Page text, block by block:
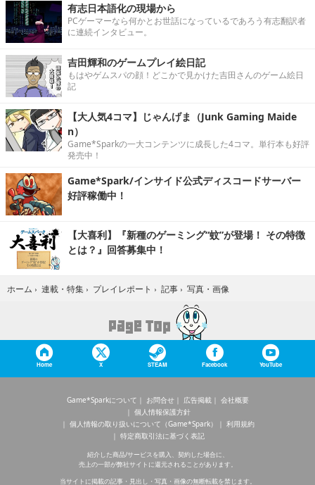
有志日本語化の現場から
PCゲーマーなら何かとお世話になっているであろう有志翻訳者
に連続インタビュー。
吉田輝和のゲームプレイ絵日記
もはやゲムスパの顔！どこかで見かけた吉田さんのゲーム絵日
記
【大人気4コマ】じゃんげま（Junk Gaming Maide
n）
Game*Sparkの一大コンテンツに成長した4コマ。単行本も好評
発売中！
Game*Spark/インサイド公式ディスコードサーバー
好評稼働中！
【大喜利】『新種のゲーミング“蚊”が登場！ その特徴
とは？』回答募集中！
ホーム › 連載・特集 › プレイレポート › 記事 › 写真・画像
Home X STEAM Facebook YouTube
Game*Sparkについて お問合せ 広告掲載
会社概要
個人情報保護方針
個人情報の取り扱いについて（Game*Spark）
利用規約
特定商取引法に基づく表記
紹介した商品/サービスを購入、契約した場合に、
売上の一部が弊社サイトに還元されることがあります。
当サイトに掲載の記事・見出し・写真・画像の無断転載を禁じます。